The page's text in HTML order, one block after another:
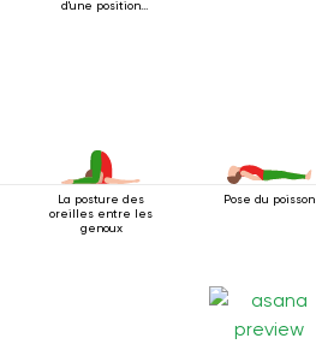
d'une position
La posture des
oreilles entre les
genoux
Pose du poisson